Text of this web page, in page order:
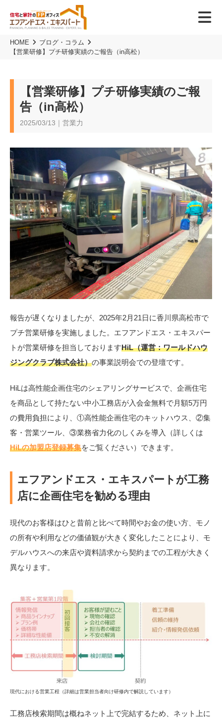
HOME
ブログ・コラム
【営業研修】プチ研修実績のご報告（in高松）
【営業研修】プチ研修実績のご報
告（in高松）
2025/03/13｜営業力
報告が遅くなりましたが、2025年2月21日に香川県高松市で
プチ営業研修を実施しました。エフアンドエス・エキスパー
トが営業研修を担当しておりますHiL（運営：ワールドハウ
ジングクラブ株式会社）の事業説明会での登壇です。
HiLは高性能企画住宅のシェアリングサービスで、企画住宅
を商品として持たない中小工務店が入会金無料で月額5万円
の費用負担により、①高性能企画住宅のキットハウス、②集
客・営業ツール、③業務省力化のしくみを導入（詳しくは
HiLの加盟店登録募集をご覧ください）できます。
エフアンドエス・エキスパートが工務
店に企画住宅を勧める理由
現代のお客様はひと昔前と比べて時間やお金の使い方、モノ
の所有や利用などの価値観が大きく変化したことにより、モ
デルハウスへの来店や資料請求から契約までの工程が大きく
異なります。
現代における営業工程（詳細は営業担当者向け研修内で解説しています）
工務店検索期間は概ねネット上で完結するため、ネット上に